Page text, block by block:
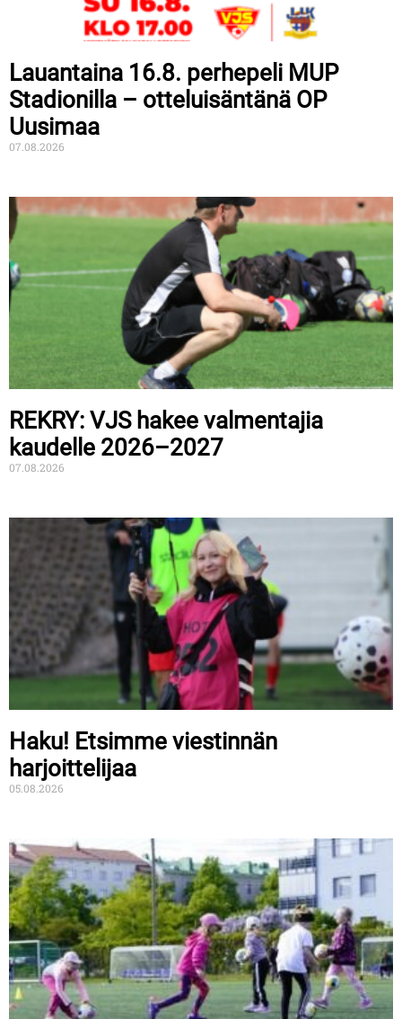
Lauantaina 16.8. perhepeli MUP
Stadionilla – otteluisäntänä OP
Uusimaa
07.08.2026
REKRY: VJS hakee valmentajia
kaudelle 2026–2027
07.08.2026
Haku! Etsimme viestinnän
harjoittelijaa
05.08.2026